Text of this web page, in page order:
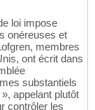
loi impose
onéreuses et
membres
ont écrit dans
substantiels
appelant plutôt
contrôler les